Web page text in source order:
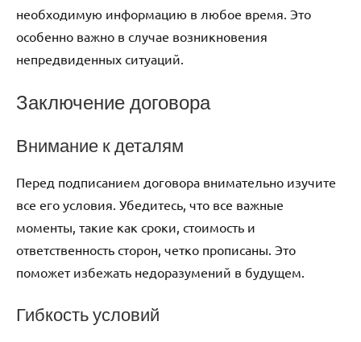
необходимую информацию в любое время. Это
особенно важно в случае возникновения
непредвиденных ситуаций.
Заключение договора
Внимание к деталям
Перед подписанием договора внимательно изучите
все его условия. Убедитесь, что все важные
моменты, такие как сроки, стоимость и
ответственность сторон, четко прописаны. Это
поможет избежать недоразумений в будущем.
Гибкость условий